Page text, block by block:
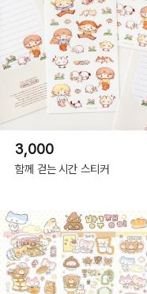
3,000
함께 걷는 시간 스티커